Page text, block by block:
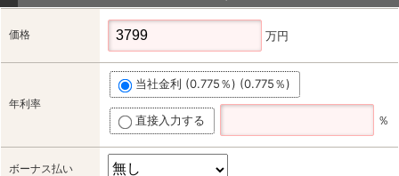
価格 万円
年利率
当社金利 (0.775％) (0.775％)
直接入力する ％
ボーナス払い